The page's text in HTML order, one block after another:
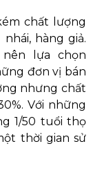
chất lượng
hàng giả.
lựa chọn
đơn vị bán
nhưng chất
Với những
1/50 tuổi thọ
thời gian sử